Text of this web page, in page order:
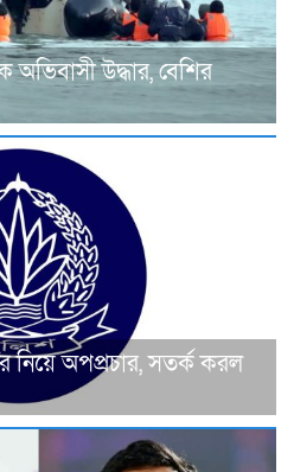
উদ্ধার, বেশির
নিয়ে অপপ্রচার, সতর্ক করল